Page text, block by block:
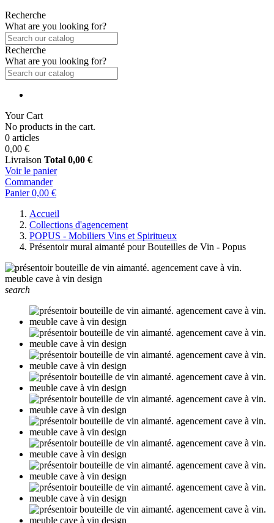
Recherche
What are you looking for?
Recherche
What are you looking for?
Your Cart
No products in the cart.
0 articles
0,00 €
Livraison Total 0,00 €
Voir le panier
Commander
Panier 0,00 €
Accueil
Collections d'agencement
POPUS - Mobiliers Vins et Spiritueux
Présentoir mural aimanté pour Bouteilles de Vin - Popus
search